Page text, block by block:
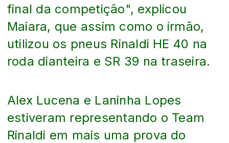
final da competição", explicou
Maiara, que assim como o irmão,
utilizou os pneus Rinaldi HE 40 na
roda dianteira e SR 39 na traseira.
Alex Lucena e Laninha Lopes
estiveram representando o Team
Rinaldi em mais uma prova do